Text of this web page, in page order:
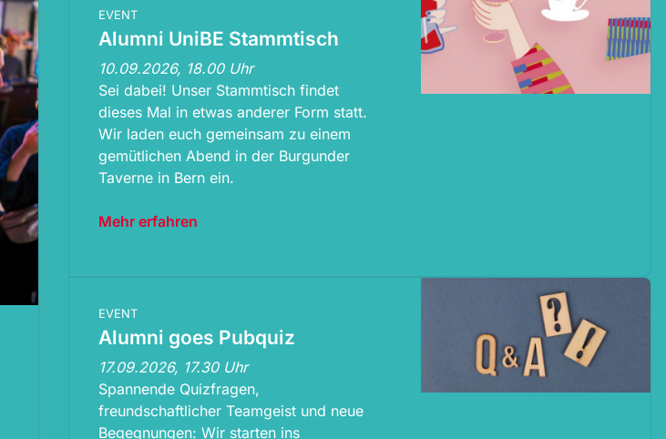
EVENT
Alumni UniBE Stammtisch
10.09.2026, 18.00 Uhr
Sei dabei! Unser Stammtisch findet
dieses Mal in etwas anderer Form statt.
Wir laden euch gemeinsam zu einem
gemütlichen Abend in der Burgunder
Taverne in Bern ein.
Mehr erfahren
EVENT
Alumni goes Pubquiz
17.09.2026, 17.30 Uhr
Spannende Quizfragen,
freundschaftlicher Teamgeist und neue
Begegnungen: Wir starten ins